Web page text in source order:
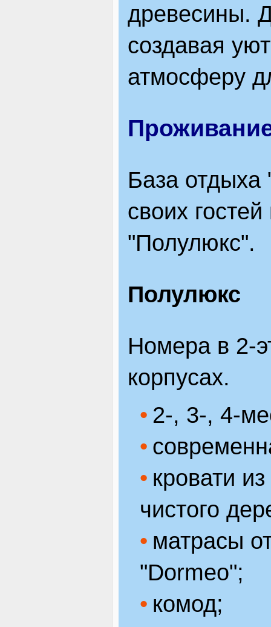
древесины.
создавая
атмосферу
База
своих
"Полулюкс".
Полулюкс
Номера в 2-
корпусах.
2-, 3-, 4-
кровати
чистого
матрасы
"Dormeo";
комод;